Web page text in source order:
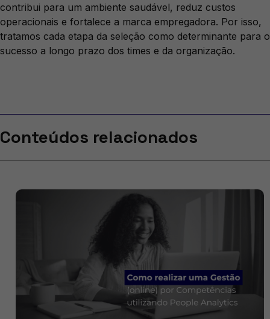
contribui para um ambiente saudável, reduz custos
operacionais e fortalece a marca empregadora. Por isso,
tratamos cada etapa da seleção como determinante para o
sucesso a longo prazo dos times e da organização.
Conteúdos relacionados